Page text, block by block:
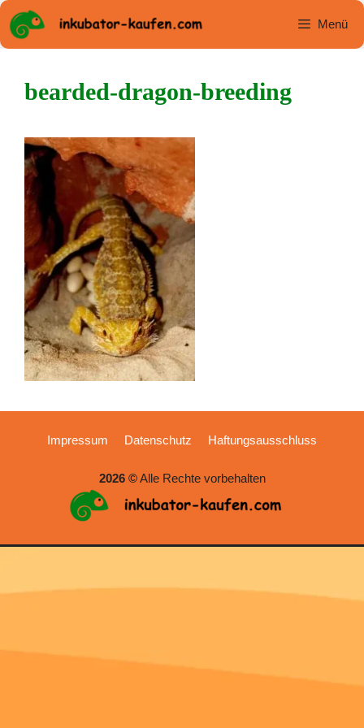
Zum
Inhalt
springen
Menü
bearded-dragon-breeding
Impressum Datenschutz Haftungsausschluss
2026 ©Alle Rechte vorbehalten